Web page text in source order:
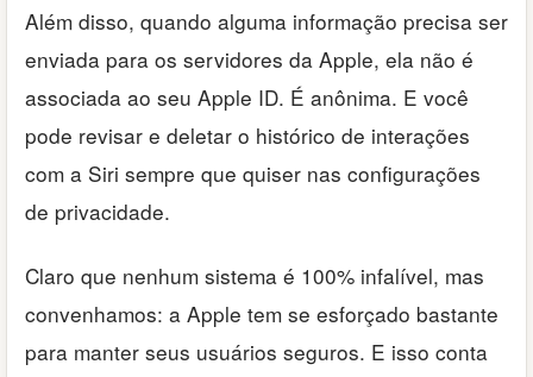
Além disso, quando alguma informação precisa ser
enviada para os servidores da Apple, ela não é
associada ao seu Apple ID. É anônima. E você
pode revisar e deletar o histórico de interações
com a Siri sempre que quiser nas configurações
de privacidade.
Claro que nenhum sistema é 100% infalível, mas
convenhamos: a Apple tem se esforçado bastante
para manter seus usuários seguros. E isso conta